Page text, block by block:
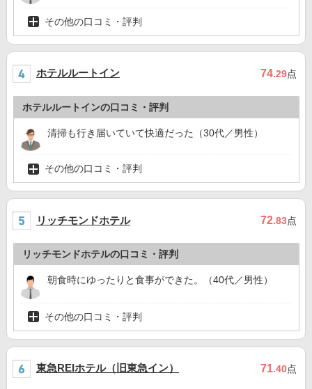
その他の口コミ・評判
ホテルルートイン 74.29点
ホテルルートインの口コミ・評判
清掃も行き届いていて快適だった（30代／男性）
その他の口コミ・評判
リッチモンドホテル 72.83点
リッチモンドホテルの口コミ・評判
朝食時にゆったりと食事ができた。（40代／男性）
その他の口コミ・評判
東急REIホテル（旧東急イン） 71.40点